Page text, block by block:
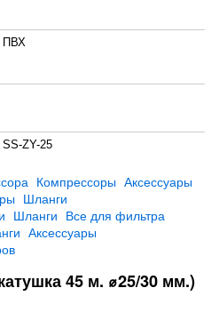
ПВХ
SS-ZY-25
Компрессоры Аксессуары
Шланги
Шланги Все для фильтра
Аксессуары
45 м. ⌀25/30 мм.)